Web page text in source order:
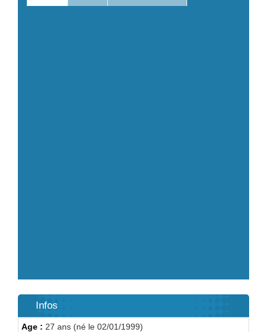
Infos
Age : 27 ans (né le 02/01/1999)